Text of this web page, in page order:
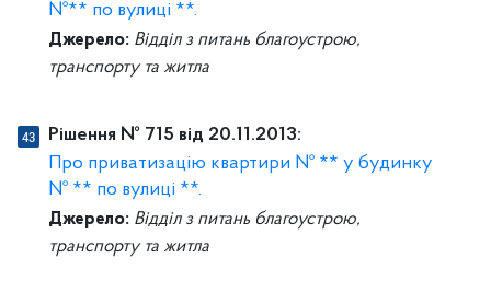
№** по вулиці **.
Джерело: Відділ з питань благоустрою,
транспорту та житла
Рішення № 715 від 20.11.2013:
Про приватизацію квартири № ** у будинку
№ ** по вулиці **.
Джерело: Відділ з питань благоустрою,
транспорту та житла